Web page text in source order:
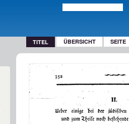
TITEL ÜBERSICHT SEITE